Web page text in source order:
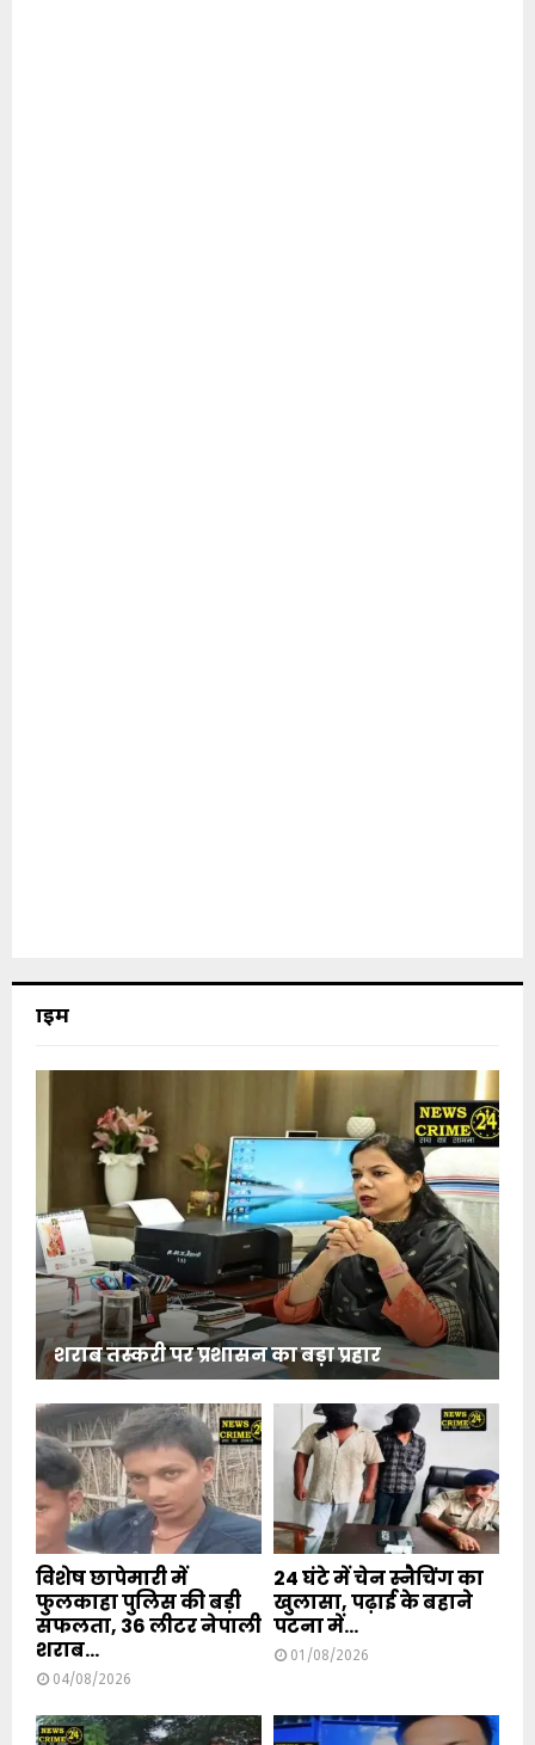
क्राइम
शराब तस्करी पर प्रशासन का बड़ा प्रहार
विशेष छापेमारी में
फुलकाहा पुलिस की बड़ी
सफलता, 36 लीटर नेपाली
शराब...
04/08/2026
24 घंटे में चेन स्नैचिंग का
खुलासा, पढ़ाई के बहाने
पटना में...
01/08/2026